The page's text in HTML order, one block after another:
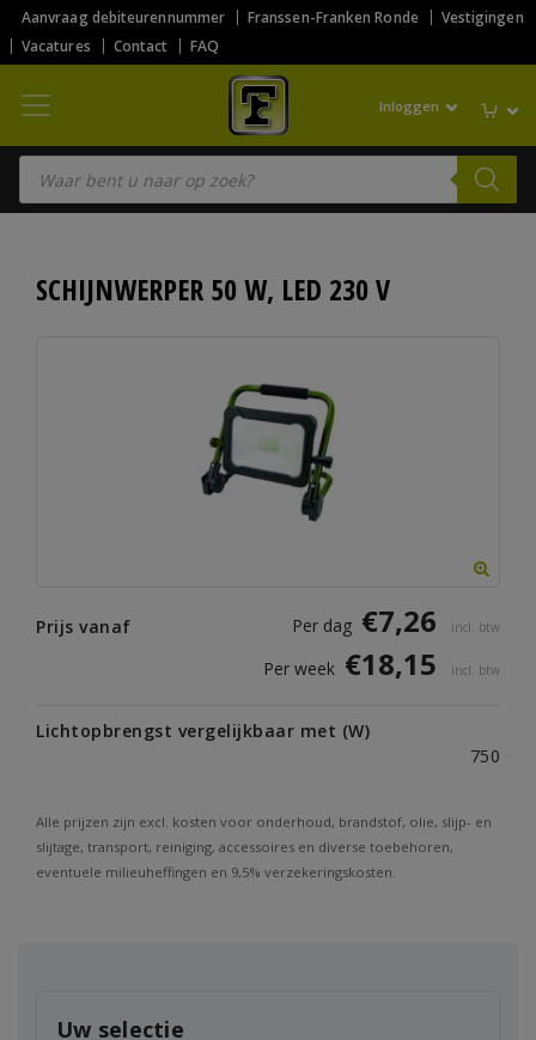
Aanvraag debiteurennummer Franssen-Franken Ronde
Vestigingen
Vacatures
Contact FAQ
Inloggen
Producten zoeken
SCHIJNWERPER 50 W, LED 230 V
Prijs vanaf Per dag €7,26 incl. btw
Per week €18,15 incl. btw
Lichtopbrengst vergelijkbaar met (W)
750
Alle prijzen zijn excl. kosten voor onderhoud, brandstof, olie, slijp- en
slijtage, transport, reiniging, accessoires en diverse toebehoren,
eventuele milieuheffingen en 9,5% verzekeringskosten.
Uw selectie